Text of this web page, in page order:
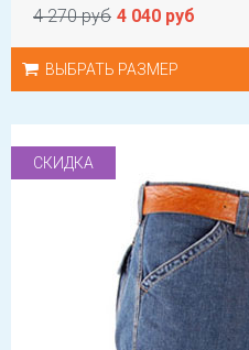
4 270 руб 4 040 руб
ВЫБРАТЬ РАЗМЕР
СКИДКА